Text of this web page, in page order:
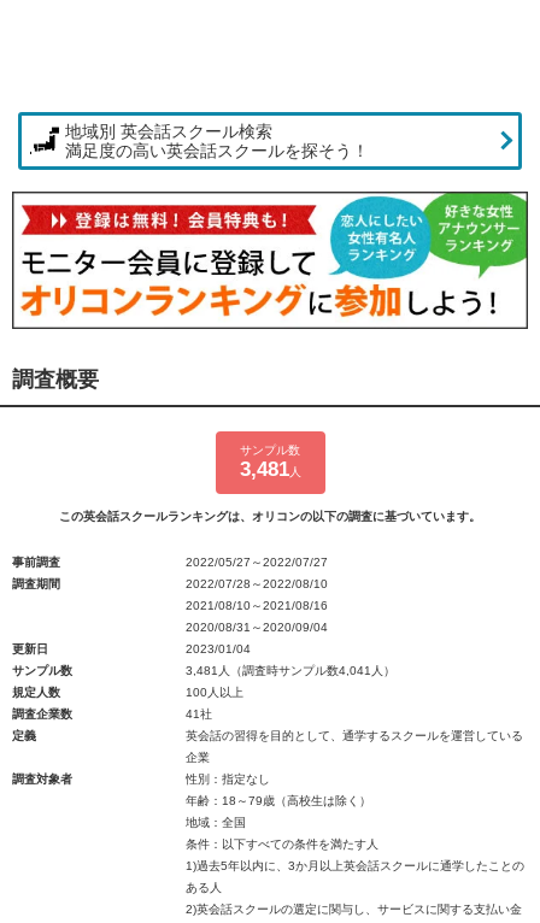
地域別 英会話スクール検索
満足度の高い英会話スクールを探そう！
調査概要
サンプル数
3,481人
この英会話スクールランキングは、オリコンの以下の調査に基づいています。
事前調査
2022/05/27～2022/07/27
調査期間
2022/07/28～2022/08/10
2021/08/10～2021/08/16
2020/08/31～2020/09/04
更新日
2023/01/04
サンプル数
3,481人（調査時サンプル数4,041人）
規定人数
100人以上
調査企業数
41社
定義
英会話の習得を目的として、通学するスクールを運営している
企業
調査対象者
性別：指定なし
年齢：18～79歳（高校生は除く）
地域：全国
条件：以下すべての条件を満たす人
1)過去5年以内に、3か月以上英会話スクールに通学したことの
ある人
2)英会話スクールの選定に関与し、サービスに関する支払い金